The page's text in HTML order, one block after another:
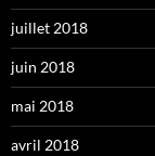
juillet 2018
juin 2018
mai 2018
avril 2018